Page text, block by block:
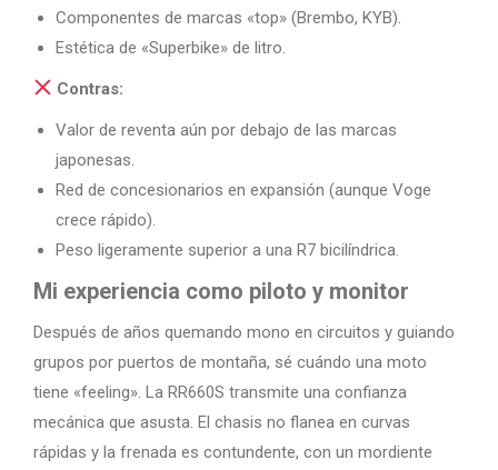
Componentes de marcas «top» (Brembo, KYB).
Estética de «Superbike» de litro.
Contras:
Valor de reventa aún por debajo de las marcas
japonesas.
Red de concesionarios en expansión (aunque Voge
crece rápido).
Peso ligeramente superior a una R7 bicilíndrica.
Mi experiencia como piloto y monitor
Después de años quemando mono en circuitos y guiando
grupos por puertos de montaña, sé cuándo una moto
tiene «feeling». La RR660S transmite una confianza
mecánica que asusta. El chasis no flanea en curvas
rápidas y la frenada es contundente, con un mordiente